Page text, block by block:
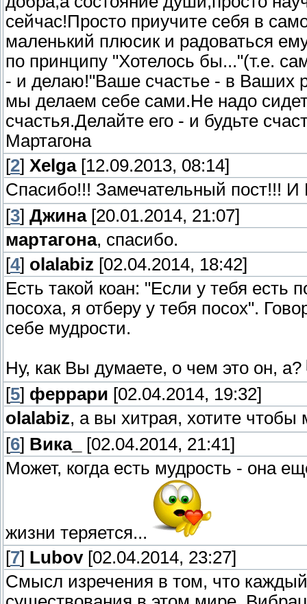
сейчас!Просто приучите себя в
маленький плюсик и радоваться
по принципу "Хотелось бы..."(т.е.
- и делаю!"Ваше счастье - в Ваших
мы делаем себе сами.Не надо
счастья.Делайте его - и будьте
Мартагона
[2] Xelga[12.09.2013, 08:14]
Спасибо!!! Замечательный пост!!!
[3] Джина[20.01.2014, 21:07]
мартагона, спасибо.
[4] olalabiz [02.04.2014, 18:42]
Есть такой коан: "Если у тебя есть
посоха, я отберу у тебя посох".
себе мудрости.
Ну, как Вы думаете, о чем это он, а?
[5] феррари [02.04.2014, 19:32]
olalabiz, а вы хитрая, хотите
[6] Вика_
[02.04.2014, 21:41]
Может, когда есть мудрость - она
жизни теряется...
[7] Lubov[02.04.2014, 23:27]
Смысл изречения в том, что